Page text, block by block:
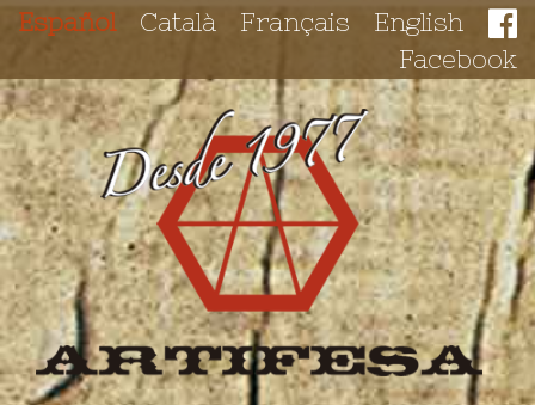
Español Català Français
English
Facebook